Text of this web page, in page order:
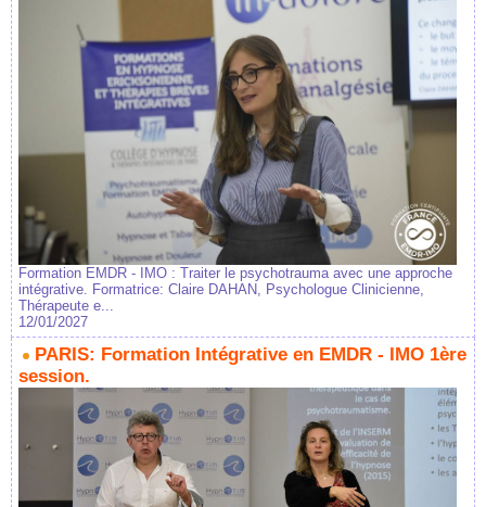
Formation EMDR - IMO : Traiter le psychotrauma avec une approche
intégrative. Formatrice: Claire DAHAN, Psychologue Clinicienne,
Thérapeute e...
12/01/2027
PARIS: Formation Intégrative en EMDR - IMO 1ère
session.